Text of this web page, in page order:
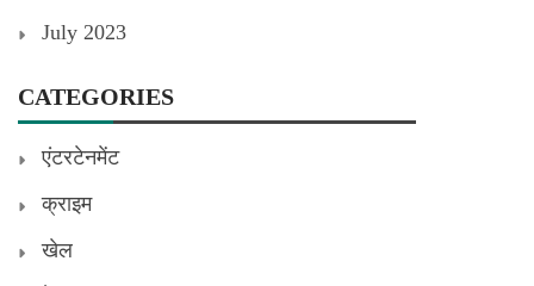
July 2023
CATEGORIES
एंटरटेनमेंट
क्राइम
खेल